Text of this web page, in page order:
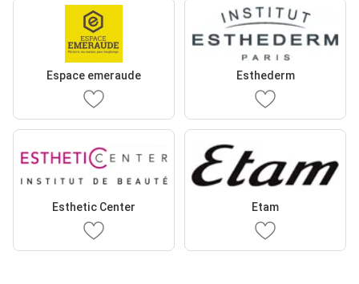
Espace emeraude Esthederm
Esthetic Center Etam